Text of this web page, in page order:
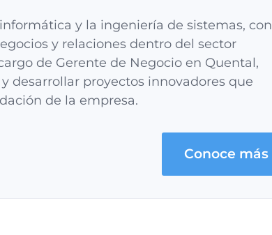
y la ingeniería de sistemas, con
y relaciones dentro del sector
de Gerente de Negocio en Quental,
desarrollar proyectos innovadores que
de la empresa.
Conoce más